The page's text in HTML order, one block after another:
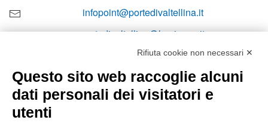
infopoint@portedivaltellina.it
portedivaltellina@lamiapec.it
+39 0342 601140
Rifiuta cookie non necessari ✕
Questo sito web raccoglie alcuni
dati personali dei visitatori e
utenti